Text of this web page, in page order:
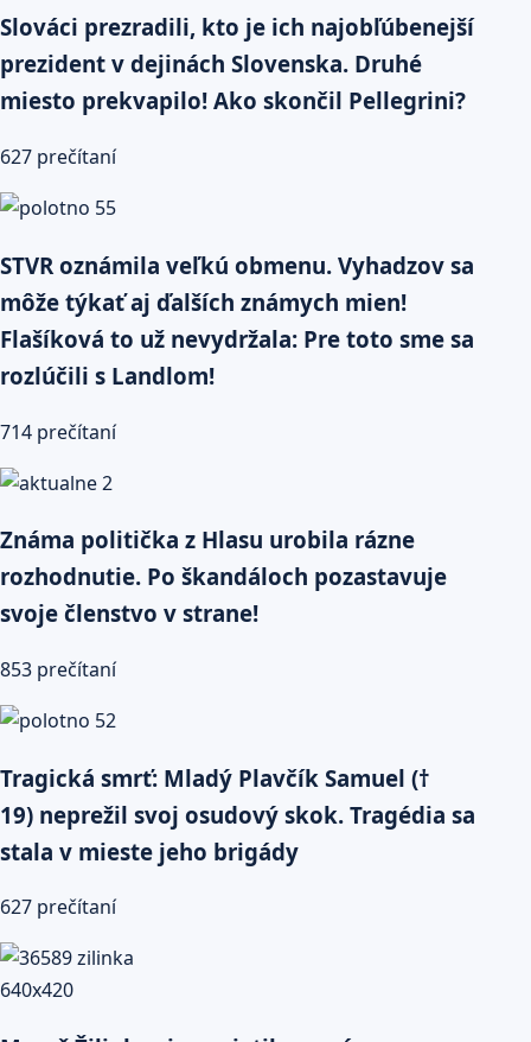
Slováci prezradili, kto je ich najobľúbenejší
prezident v dejinách Slovenska. Druhé
miesto prekvapilo! Ako skončil Pellegrini?
627 prečítaní
STVR oznámila veľkú obmenu. Vyhadzov sa
môže týkať aj ďalších známych mien!
Flašíková to už nevydržala: Pre toto sme sa
rozlúčili s Landlom!
714 prečítaní
Známa politička z Hlasu urobila rázne
rozhodnutie. Po škandáloch pozastavuje
svoje členstvo v strane!
853 prečítaní
Tragická smrť: Mladý Plavčík Samuel (†
19) neprežil svoj osudový skok. Tragédia sa
stala v mieste jeho brigády
627 prečítaní